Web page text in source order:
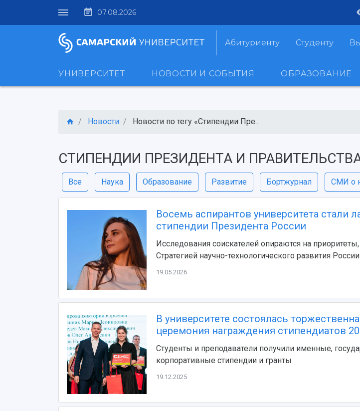
07.08.2026
Абитуриенту Студенту
УНИВЕРСИТЕТ НОВОСТИ И СОБЫТИЯ ОБРАЗОВАНИЕ
Новости Новости по тегу «Стипендии Пре...
СТИПЕНДИИ ПРЕЗИДЕНТА И
Все Наука Образование Развитие Бортжурнал СМИ о
Восемь аспирантов университета стали
стипендии Президента России
Исследования соискателей опираются на
Стратегией научно-технологического развития России
19.05.2026
В университете состоялась
церемония награждения стипендиатов
Студенты и преподаватели получили именные,
корпоративные стипендии и гранты
19.12.2025